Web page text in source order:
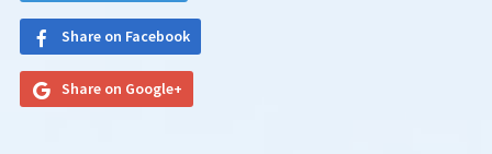
Share on Facebook
Share on Google+